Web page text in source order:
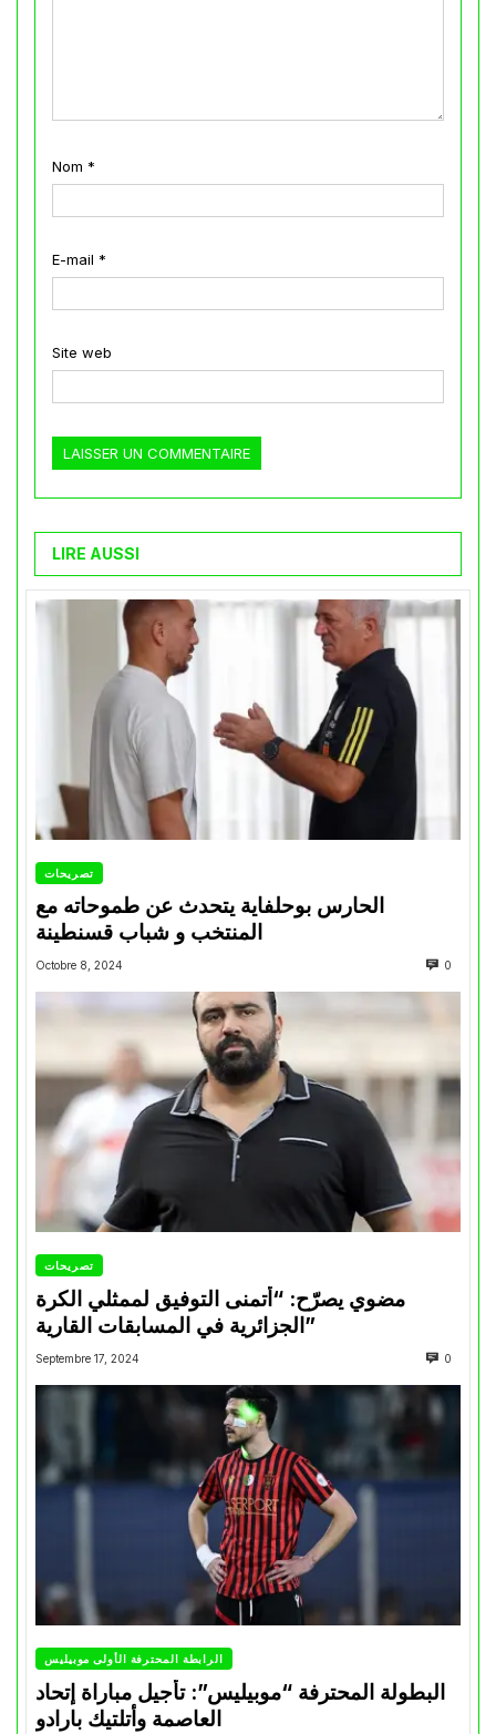
Nom *
E-mail *
Site web
LIRE AUSSI
تصريحات
الحارس بوحلفاية يتحدث عن طموحاته مع
المنتخب و شباب قسنطينة
Octobre 8, 2024 0
تصريحات
مضوي يصرّح: “أتمنى التوفيق لممثلي الكرة
الجزائرية في المسابقات القارية”
Septembre 17, 2024 0
الرابطة المحترفة الأولى موبيليس
البطولة المحترفة “موبيليس”: تأجيل مباراة إتحاد
العاصمة وأتلتيك بارادو